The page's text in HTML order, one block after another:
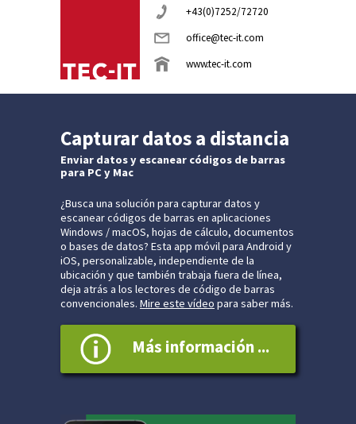
+43(0)7252/72720
office@tec-it.com
www.tec-it.com
Capturar datos a distancia
Enviar datos y escanear códigos de barras
para PC y Mac
¿Busca una solución para capturar datos y
escanear códigos de barras en aplicaciones
Windows / macOS, hojas de cálculo, documentos
o bases de datos? Esta app móvil para Android y
iOS, personalizable, independiente de la
ubicación y que también trabaja fuera de línea,
deja atrás a los lectores de código de barras
convencionales. Mire este vídeo para saber más.
Más información ...